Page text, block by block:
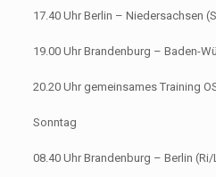
17.40 Uhr Berlin – Niedersachsen
19.00 Uhr Brandenburg – Baden-
20.20 Uhr gemeinsames Training
Sonntag
08.40 Uhr Brandenburg – Berlin (Ri/